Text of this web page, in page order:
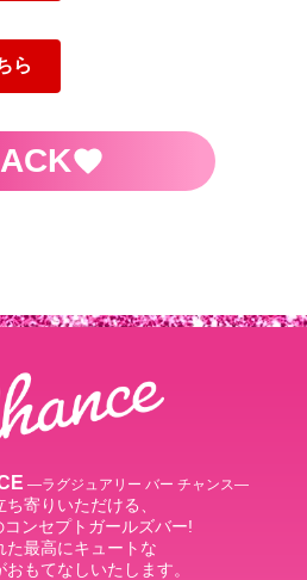
ら
―ラグジュアリー バー チャンス―
寄りいただける、
ンセプトガールズバー!
た最高にキュートな
もてなしいたします。